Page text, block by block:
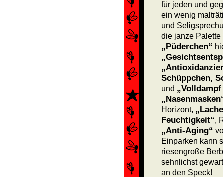
für jeden und
ein wenig
und
die janze
„Püderchen“
Schüppchen,
und
Horizont,
Feuchtigkeit“,
„Anti-Aging“
Einparken kann
riesengroße
sehnlichst
an den Speck!